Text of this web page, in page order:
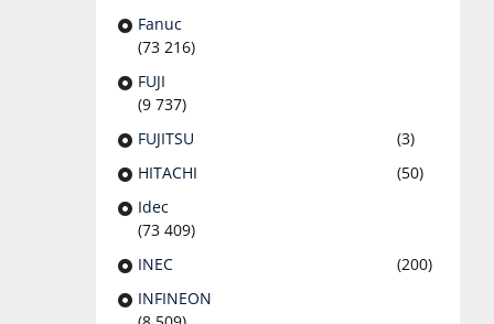
Fanuc
(73 216)
FUJI
(9 737)
FUJITSU
(3)
HITACHI
(50)
Idec
(73 409)
INEC
(200)
INFINEON